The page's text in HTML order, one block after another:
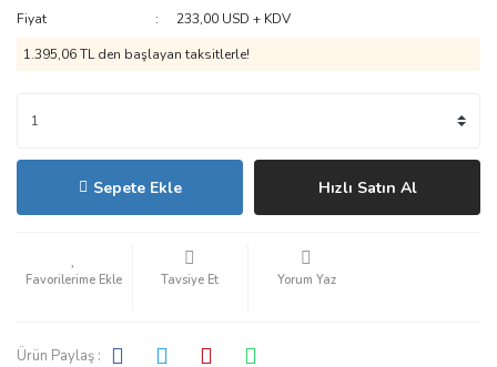
Fiyat
233,00 USD + KDV
1.395,06 TL den başlayan taksitlerle!
Sepete Ekle Hızlı Satın Al
Tavsiye Et Yorum Yaz
Ürün Paylaş :